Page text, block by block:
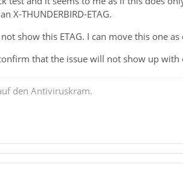
X-THUNDERBIRD-ETAG.
show this ETAG. I can move this one
that the issue will not show up with
den Antiviruskram.